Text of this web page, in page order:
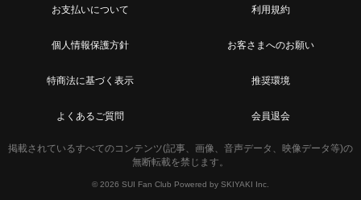
お支払いについて 利用規約
個人情報保護方針 お客さまへのお願い
特商法に基づく表示 推奨環境
よくあるご質問 会員退会
掲載されているすべてのコンテンツ(記事、画像、音声データ、映像データ等)の
無断転載を禁じます。
© 2026 SUI Fan Club Powered by SKIYAKI Inc.